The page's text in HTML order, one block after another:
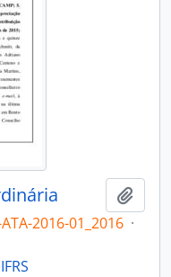
ATA-2016-01_2016 ·